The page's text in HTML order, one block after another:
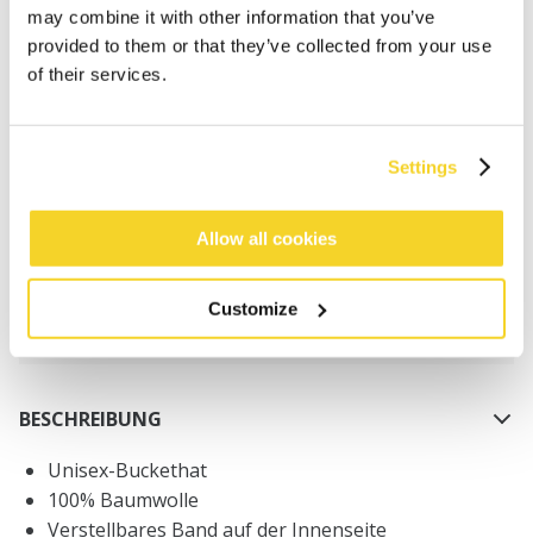
may combine it with other information that you’ve
provided to them or that they’ve collected from your use
of their services.
Settings
Allow all cookies
Customize
Freitag) bei uns eingehen, werden noch am selben
Kostenlose Lieferung für Bestellungen über 50€
innerhalb Deutschland
BESCHREIBUNG
Unisex-Buckethat
100% Baumwolle
Verstellbares Band auf der Innenseite